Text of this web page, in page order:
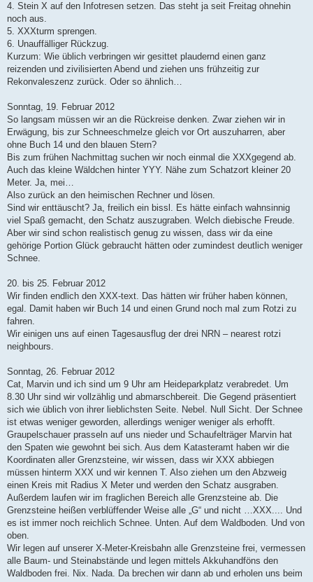
4. Stein X auf den Infotresen setzen. Das steht ja seit Freitag ohnehin
noch aus.
5. XXXturm sprengen.
6. Unauffälliger Rückzug.
Kurzum: Wie üblich verbringen wir gesittet plaudernd einen ganz
reizenden und zivilisierten Abend und ziehen uns frühzeitig zur
Rekonvaleszenz zurück. Oder so ähnlich…
Sonntag, 19. Februar 2012
So langsam müssen wir an die Rückreise denken. Zwar ziehen wir in
Erwägung, bis zur Schneeschmelze gleich vor Ort auszuharren, aber
ohne Buch 14 und den blauen Stern?
Bis zum frühen Nachmittag suchen wir noch einmal die XXXgegend ab.
Auch das kleine Wäldchen hinter YYY. Nähe zum Schatzort kleiner 20
Meter. Ja, mei…
Also zurück an den heimischen Rechner und lösen.
Sind wir enttäuscht? Ja, freilich ein bissl. Es hätte einfach wahnsinnig
viel Spaß gemacht, den Schatz auszugraben. Welch diebische Freude.
Aber wir sind schon realistisch genug zu wissen, dass wir da eine
gehörige Portion Glück gebraucht hätten oder zumindest deutlich weniger
Schnee.
20. bis 25. Februar 2012
Wir finden endlich den XXX-text. Das hätten wir früher haben können,
egal. Damit haben wir Buch 14 und einen Grund noch mal zum Rotzi zu
fahren.
Wir einigen uns auf einen Tagesausflug der drei NRN – nearest rotzi
neighbours.
Sonntag, 26. Februar 2012
Cat, Marvin und ich sind um 9 Uhr am Heideparkplatz verabredet. Um
8.30 Uhr sind wir vollzählig und abmarschbereit. Die Gegend präsentiert
sich wie üblich von ihrer lieblichsten Seite. Nebel. Null Sicht. Der Schnee
ist etwas weniger geworden, allerdings weniger weniger als erhofft.
Graupelschauer prasseln auf uns nieder und Schaufelträger Marvin hat
den Spaten wie gewohnt bei sich. Aus dem Katasteramt haben wir die
Koordinaten aller Grenzsteine, wir wissen, dass wir XXX abbiegen
müssen hinterm XXX und wir kennen T. Also ziehen um den Abzweig
einen Kreis mit Radius X Meter und werden den Schatz ausgraben.
Außerdem laufen wir im fraglichen Bereich alle Grenzsteine ab. Die
Grenzsteine heißen verblüffender Weise alle „G“ und nicht …XXX.... Und
es ist immer noch reichlich Schnee. Unten. Auf dem Waldboden. Und von
oben.
Wir legen auf unserer X-Meter-Kreisbahn alle Grenzsteine frei, vermessen
alle Baum- und Steinabstände und legen mittels Akkuhandföns den
Waldboden frei. Nix. Nada. Da brechen wir dann ab und erholen uns beim